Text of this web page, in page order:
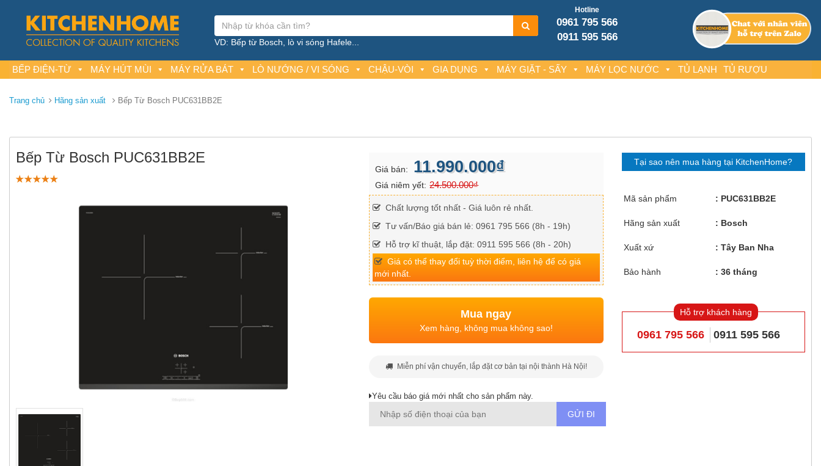
Hotline
0961 795 566
0911 595 566
VD: Bếp từ Bosch, lò vi sóng Hafele...
BẾP ĐIỆN-TỪ MÁY HÚT MÙI MÁY RỬA BÁT LÒ NƯỚNG / VI SÓNG CHẬU-VÒI GIA DỤNG MÁY GIẶT - SẤY MÁY LỌC NƯỚC TỦ LẠNH TỦ RƯỢU
Trang chủ Hãng sản xuất Bếp Từ Bosch PUC631BB2E
Bếp Từ Bosch PUC631BB2E
Giá bán: 11.990.000₫
Giá niêm yết: 24.500.000₫
Chất lượng tốt nhất - Giá luôn rẻ nhất.
Tư vấn/Báo giá bán lẻ: 0961 795 566 (8h - 19h)
Hỗ trợ kĩ thuật, lắp đặt: 0911 595 566 (8h - 20h)
Giá có thể thay đổi tuỳ thời điểm, liên hệ để có giá
mới nhất.
Mua ngay
Xem hàng, không mua không sao!
Miễn phí vận chuyển, lắp đặt cơ bản tại nội thành Hà Nội!
Yêu cầu báo giá mới nhất cho sản phẩm này.
Tại sao nên mua hàng tại KitchenHome?
Mã sản phẩm PUC631BB2E
Hãng sản xuất Bosch
Xuất xứ Tây Ban Nha
Bảo hành 36 tháng
Hỗ trợ khách hàng
0961 795 566 0911 595 566